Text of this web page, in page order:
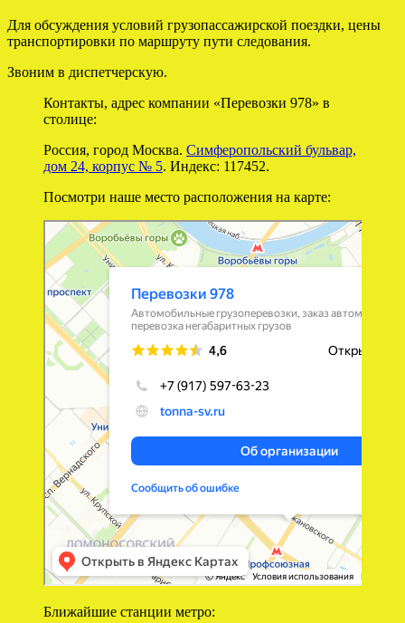
Для обсуждения условий грузопассажирской поездки, цены
транспортировки по маршруту пути следования.
Звоним в диспетчерскую.
Контакты, адрес компании «Перевозки 978» в
столице:
Россия, город Москва. Симферопольский бульвар,
дом 24, корпус № 5. Индекс: 117452.
Посмотри наше место расположения на карте:
Перевозки 978
Перевозка негабаритных грузов в Москве
Автомобильные грузоперевозки в Москве
Ближайшие станции метро: